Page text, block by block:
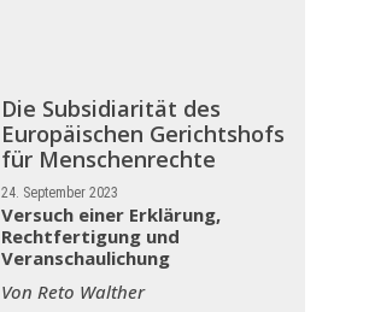
Die Subsidiarität des
Europäischen Gerichtshofs
für Menschenrechte
24. September 2023
Versuch einer Erklärung,
Rechtfertigung und
Veranschaulichung
Von Reto Walther